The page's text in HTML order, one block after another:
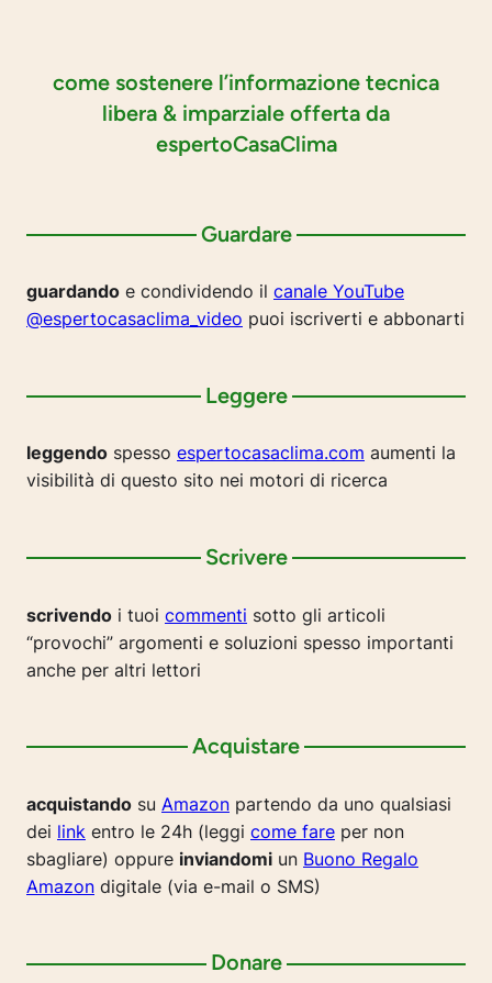
come sostenere l’informazione tecnica
libera & imparziale offerta da
espertoCasaClima
Guardare
guardando e condividendo il canale YouTube
@espertocasaclima_video puoi iscriverti e abbonarti
Leggere
leggendo spesso espertocasaclima.com aumenti la
visibilità di questo sito nei motori di ricerca
Scrivere
scrivendo i tuoi commenti sotto gli articoli
“provochi” argomenti e soluzioni spesso importanti
anche per altri lettori
Acquistare
acquistando su Amazon partendo da uno qualsiasi
dei link entro le 24h (leggi come fare per non
sbagliare) oppure inviandomi un Buono Regalo
Amazon digitale (via e-mail o SMS)
Donare